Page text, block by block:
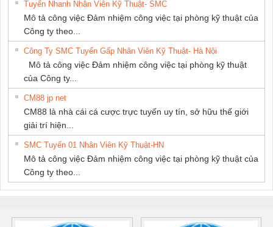
Tuyển Nhanh Nhân Viên Kỹ Thuật- SMC
Mô tả công việc Đảm nhiệm công việc tại phòng kỹ thuật của
Công ty theo...
Công Ty SMC Tuyển Gấp Nhân Viên Kỹ Thuật- Hà Nội
Mô tả công việc Đảm nhiệm công việc tại phòng kỹ thuật
của Công ty...
CM88 jp net
CM88 là nhà cái cá cược trực tuyến uy tín, sở hữu thế giới
giải trí hiện...
SMC Tuyển 01 Nhân Viên Kỹ Thuật-HN
Mô tả công việc Đảm nhiệm công việc tại phòng kỹ thuật của
Công ty theo...